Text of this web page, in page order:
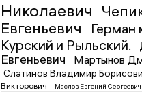
Николаевич
Евгеньевич
Герман
Курский и Рыльский.
Евгеньевич
Мартынов
Слатинов Владимир
Викторович
Маслов Евгений Сергеевич